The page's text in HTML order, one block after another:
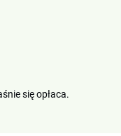
się opłaca.